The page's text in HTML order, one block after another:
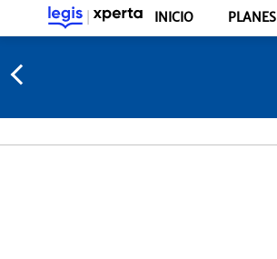
INICIO PLANES